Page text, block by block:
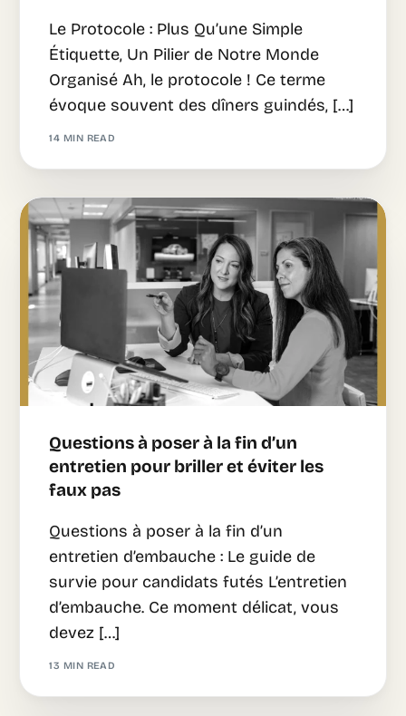
Le Protocole : Plus Qu’une Simple
Étiquette, Un Pilier de Notre Monde
Organisé Ah, le protocole ! Ce terme
évoque souvent des dîners guindés, […]
14 MIN READ
Questions à poser à la fin d’un
entretien pour briller et éviter les
faux pas
Questions à poser à la fin d’un
entretien d’embauche : Le guide de
survie pour candidats futés L’entretien
d’embauche. Ce moment délicat, vous
devez […]
13 MIN READ